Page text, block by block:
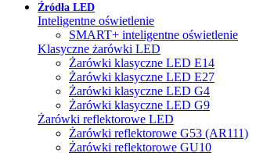
Źródła LED
Inteligentne oświetlenie
SMART+ inteligentne oświetlenie
Klasyczne żarówki LED
Żarówki klasyczne LED E14
Żarówki klasyczne LED E27
Żarówki klasyczne LED G4
Żarówki klasyczne LED G9
Żarówki reflektorowe LED
Żarówki reflektorowe G53 (AR111)
Żarówki reflektorowe GU10